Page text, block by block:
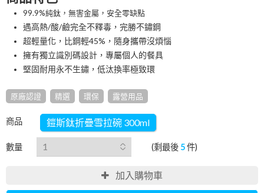
99.9%純鈦，無害金屬，安全零缺點
遇高熱/酸/鹼完全不釋毒，完勝不鏽鋼
超輕量化，比鋼輕45%，隨身攜帶沒煩惱
擁有獨立識別碼設計，專屬個人的餐具
堅固耐用永不生鏽，低汰換率極致環
原廠認證 精選 環保 露營用品
商品 鎧斯鈦折疊雪拉碗 300ml
數量 (剩最後 5件)
加入購物車